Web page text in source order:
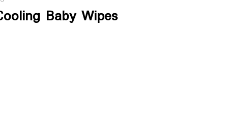
Baby Wipes